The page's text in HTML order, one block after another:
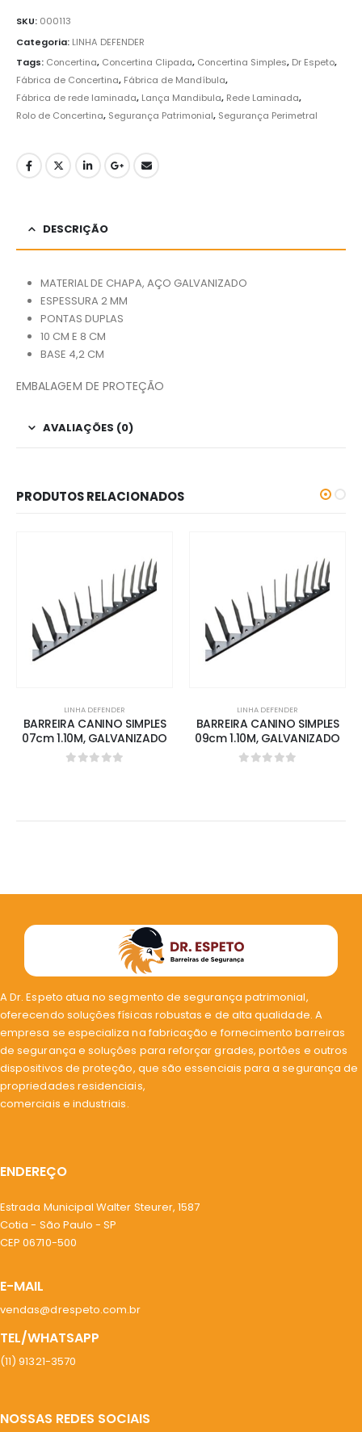
SKU: 000113
Categoria: LINHA DEFENDER
Tags: Concertina, Concertina Clipada, Concertina Simples, Dr Espeto,
Fábrica de Concertina, Fábrica de Mandíbula,
Fábrica de rede laminada, Lança Mandibula, Rede Laminada,
Rolo de Concertina, Segurança Patrimonial, Segurança Perimetral
DESCRIÇÃO
MATERIAL DE CHAPA, AÇO GALVANIZADO
ESPESSURA 2 MM
PONTAS DUPLAS
10 CM E 8 CM
BASE 4,2 CM
EMBALAGEM DE PROTEÇÃO
AVALIAÇÕES (0)
PRODUTOS RELACIONADOS
LINHA DEFENDER
BARREIRA CANINO SIMPLES
07cm 1.10M, GALVANIZADO
LINHA DEFENDER
BARREIRA CANINO SIMPLES
09cm 1.10M, GALVANIZADO
A Dr. Espeto atua no segmento de segurança patrimonial,
oferecendo soluções físicas robustas e de alta qualidade. A
empresa se especializa na fabricação e fornecimento barreiras
de segurança e soluções para reforçar grades, portões e outros
dispositivos de proteção, que são essenciais para a segurança de
propriedades residenciais,
comerciais e industriais.
ENDEREÇO
Estrada Municipal Walter Steurer, 1587
Cotia - São Paulo - SP
CEP 06710-500
E-MAIL
vendas@drespeto.com.br
TEL/WHATSAPP
(11) 91321-3570
NOSSAS REDES SOCIAIS